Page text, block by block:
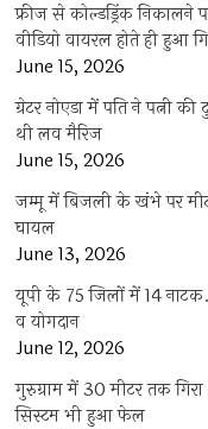
फ्रीज से कोल्डड्रिंक निकालने
वीडियो वायरल होते ही हुआ
June 15, 2026
ग्रेटर नोएडा में पति ने पत्नी
थी लव मैरिज
June 15, 2026
जम्मू में बिजली के खंभे पर
घायल
June 13, 2026
यूपी के 75 जिलों में 14 नाटक…
व योगदान
June 12, 2026
गुरुग्राम में 30 मीटर तक
सिस्टम भी हुआ फेल